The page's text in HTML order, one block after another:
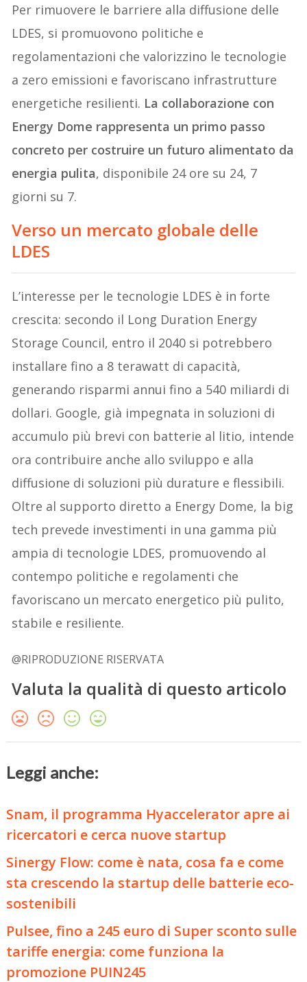
Per rimuovere le barriere alla diffusione delle
LDES, si promuovono politiche e
regolamentazioni che valorizzino le tecnologie
a zero emissioni e favoriscano infrastrutture
energetiche resilienti. La collaborazione con
Energy Dome rappresenta un primo passo
concreto per costruire un futuro alimentato da
energia pulita, disponibile 24 ore su 24, 7
giorni su 7.
Verso un mercato globale delle
LDES
L’interesse per le tecnologie LDES è in forte
crescita: secondo il Long Duration Energy
Storage Council, entro il 2040 si potrebbero
installare fino a 8 terawatt di capacità,
generando risparmi annui fino a 540 miliardi di
dollari. Google, già impegnata in soluzioni di
accumulo più brevi con batterie al litio, intende
ora contribuire anche allo sviluppo e alla
diffusione di soluzioni più durature e flessibili.
Oltre al supporto diretto a Energy Dome, la big
tech prevede investimenti in una gamma più
ampia di tecnologie LDES, promuovendo al
contempo politiche e regolamenti che
favoriscano un mercato energetico più pulito,
stabile e resiliente.
@RIPRODUZIONE RISERVATA
Valuta la qualità di questo articolo
Leggi anche:
Snam, il programma Hyaccelerator apre ai
ricercatori e cerca nuove startup
Sinergy Flow: come è nata, cosa fa e come
sta crescendo la startup delle batterie eco-
sostenibili
Pulsee, fino a 245 euro di Super sconto sulle
tariffe energia: come funziona la
promozione PUIN245